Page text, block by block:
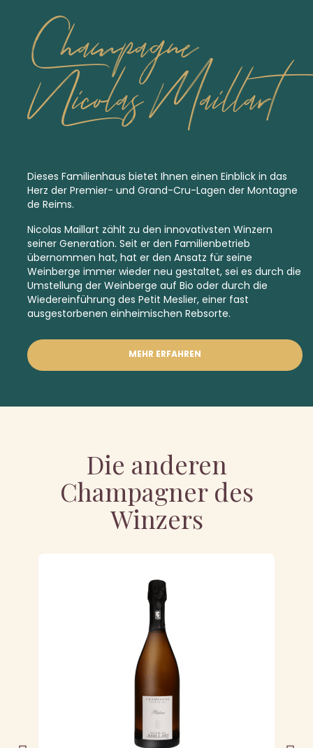
Champagne
Nicolas Maillart
Dieses Familienhaus bietet Ihnen einen Einblick in das
Herz der Premier- und Grand-Cru-Lagen der Montagne
de Reims.
Nicolas Maillart zählt zu den innovativsten Winzern
seiner Generation. Seit er den Familienbetrieb
übernommen hat, hat er den Ansatz für seine
Weinberge immer wieder neu gestaltet, sei es durch die
Umstellung der Weinberge auf Bio oder durch die
Wiedereinführung des Petit Meslier, einer fast
ausgestorbenen einheimischen Rebsorte.
MEHR ERFAHREN
Die anderen
Champagner des
Winzers